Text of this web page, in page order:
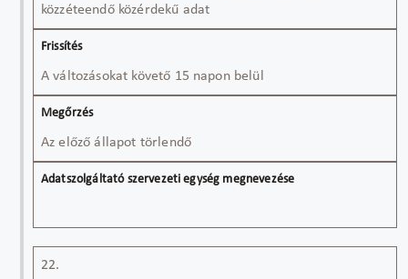
közzéteendő közérdekű adat
A változásokat követő 15 napon belül
Az előző állapot törlendő
22.